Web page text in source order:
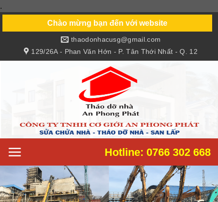
.
content
Chào mừng bạn đến với website
129/26A - Phan Văn Hớn - P. Tân Thới Nhất - Q. 12
thaodonhacusg@gmail.com
Hotline: 0766 302 668